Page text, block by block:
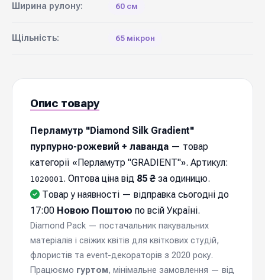
Ширина рулону: 60 см
Щільність: 65 мікрон
Опис товару
Перламутр "Diamond Silk Gradient"
пурпурно-рожевий + лаванда — товар
категорії «Перламутр "GRADIENT"». Артикул:
1020001. Оптова ціна від 85 ₴ за одиницю.
Товар у наявності — відправка cьогодні до
17:00 Новою Поштою по всій Україні.
Diamond Pack — постачальник пакувальних
матеріалів і свіжих квітів для квіткових студій,
флористів та event-декораторів з 2020 року.
Працюємо гуртом, мінімальне замовлення — від